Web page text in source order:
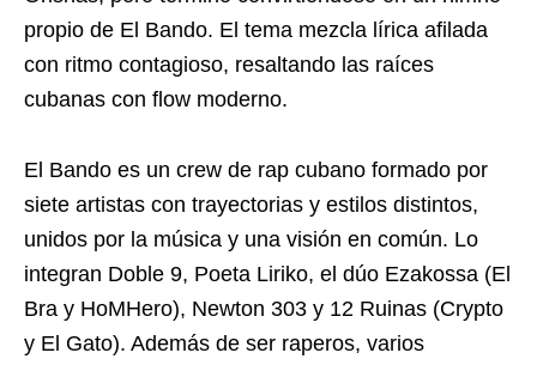
propio de El Bando. El tema mezcla lírica afilada
con ritmo contagioso, resaltando las raíces
cubanas con flow moderno.
El Bando es un crew de rap cubano formado por
siete artistas con trayectorias y estilos distintos,
unidos por la música y una visión en común. Lo
integran Doble 9, Poeta Liriko, el dúo Ezakossa (El
Bra y HoMHero), Newton 303 y 12 Ruinas (Crypto
y El Gato). Además de ser raperos, varios